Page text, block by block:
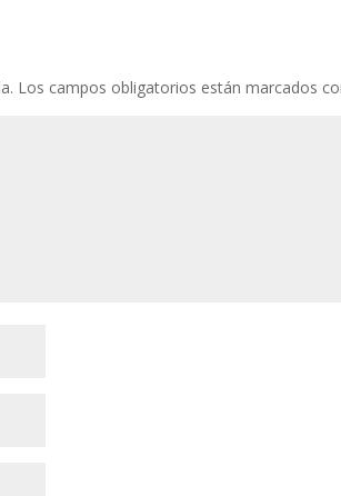
Los campos obligatorios están marcados